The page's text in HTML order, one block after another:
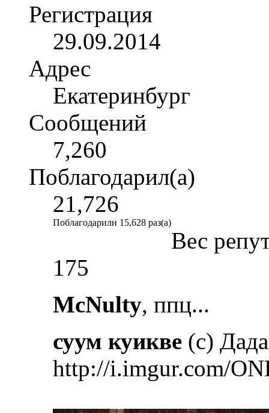
Регистрация
29.09.2014
Адрес
Екатеринбург
Сообщений
7,260
Поблагодарил(а)
21,726
Поблагодарили 15,628 раз(а)
Вес
175
McNulty, ппц...
суум куикве (с)
http://i.imgur.com/